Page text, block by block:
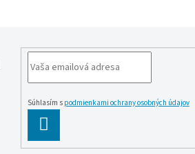
Súhlasím s podmienkami ochrany osobných údajov
SE